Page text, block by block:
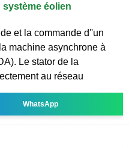
système éolien
et la commande d''un
machine asynchrone à
Le stator de la
au réseau
WhatsApp